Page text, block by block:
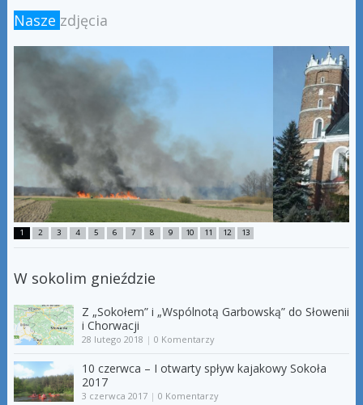
Nasze zdjęcia
1 2 3 4 5 6 7 8 9 10 11 12 13
W sokolim gnieździe
Z „Sokołem” i „Wspólnotą Garbowską” do Słowenii
i Chorwacji
28 lutego 2018 | 0 Komentarzy
10 czerwca – I otwarty spływ kajakowy Sokoła
2017
3 czerwca 2017| 0 Komentarzy